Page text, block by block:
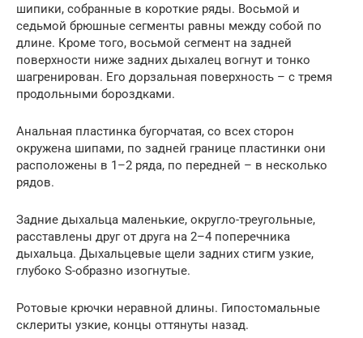
шипики, собранные в короткие ряды. Восьмой и
седьмой брюшные сегменты равны между собой по
длине. Кроме того, восьмой сегмент на задней
поверхности ниже задних дыхалец вогнут и тонко
шагренирован. Его дорзальная поверхность – с тремя
продольными бороздками.
Анальная пластинка бугорчатая, со всех сторон
окружена шипами, по задней границе пластинки они
расположены в 1–2 ряда, по передней – в несколько
рядов.
Задние дыхальца маленькие, округло-треугольные,
расставлены друг от друга на 2–4 поперечника
дыхальца. Дыхальцевые щели задних стигм узкие,
глубоко S-образно изогнутые.
Ротовые крючки неравной длины. Гипостомальные
склериты узкие, концы оттянуты назад.